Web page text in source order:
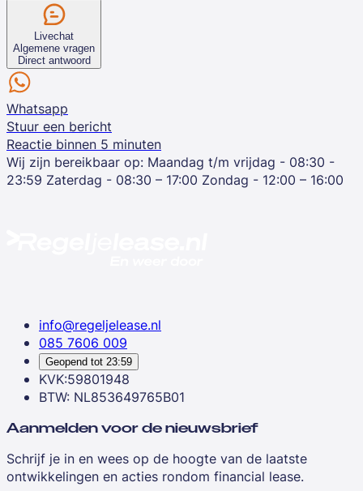
Livechat
Algemene vragen
Direct antwoord
Whatsapp
Stuur een bericht
Reactie binnen 5 minuten
Wij zijn bereikbaar op: Maandag t/m vrijdag - 08:30 -
23:59 Zaterdag - 08:30 – 17:00 Zondag - 12:00 – 16:00
info@regeljelease.nl
085 7606 009
Geopend tot 23:59
KVK:59801948
BTW: NL853649765B01
Aanmelden voor de nieuwsbrief
Schrijf je in en wees op de hoogte van de laatste
ontwikkelingen en acties rondom financial lease.